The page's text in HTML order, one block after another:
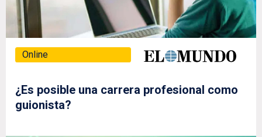
Online
¿Es posible una carrera profesional como
guionista?